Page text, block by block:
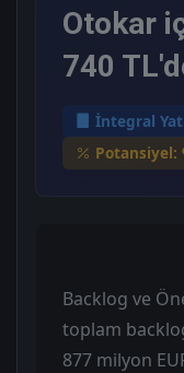
Otokar
740
İntegral
Potansiyel:
Backlog ve
toplam
877 milyon